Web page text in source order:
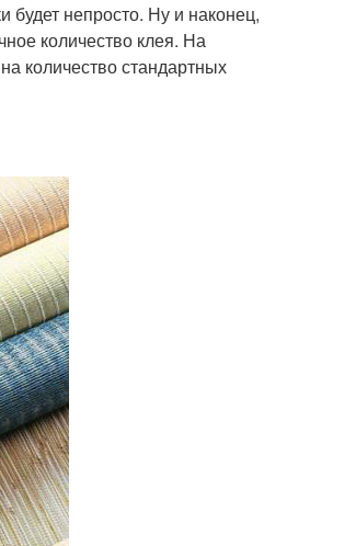
будет непросто. Ну и наконец,
количество клея. На
количество стандартных